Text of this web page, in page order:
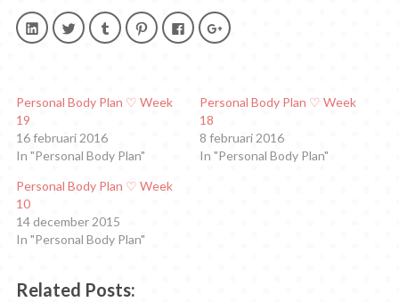
Klik
om
op
in
een
venster
geopend)
Klik
om
te
in
een
venster
geopend)
Klik
om
op
in
een
Klik
om
op
in
een
Klik
om
te
een
nieuw
venster
geopend)
Klik
om
op
in
een
venster
geopend)
Personal Body Plan ♡ Week
19
16 februari 2016
In "Personal Body Plan"
Personal Body Plan ♡ Week
18
8 februari 2016
In "Personal Body Plan"
Personal Body Plan ♡ Week
10
14 december 2015
In "Personal Body Plan"
Related Posts: